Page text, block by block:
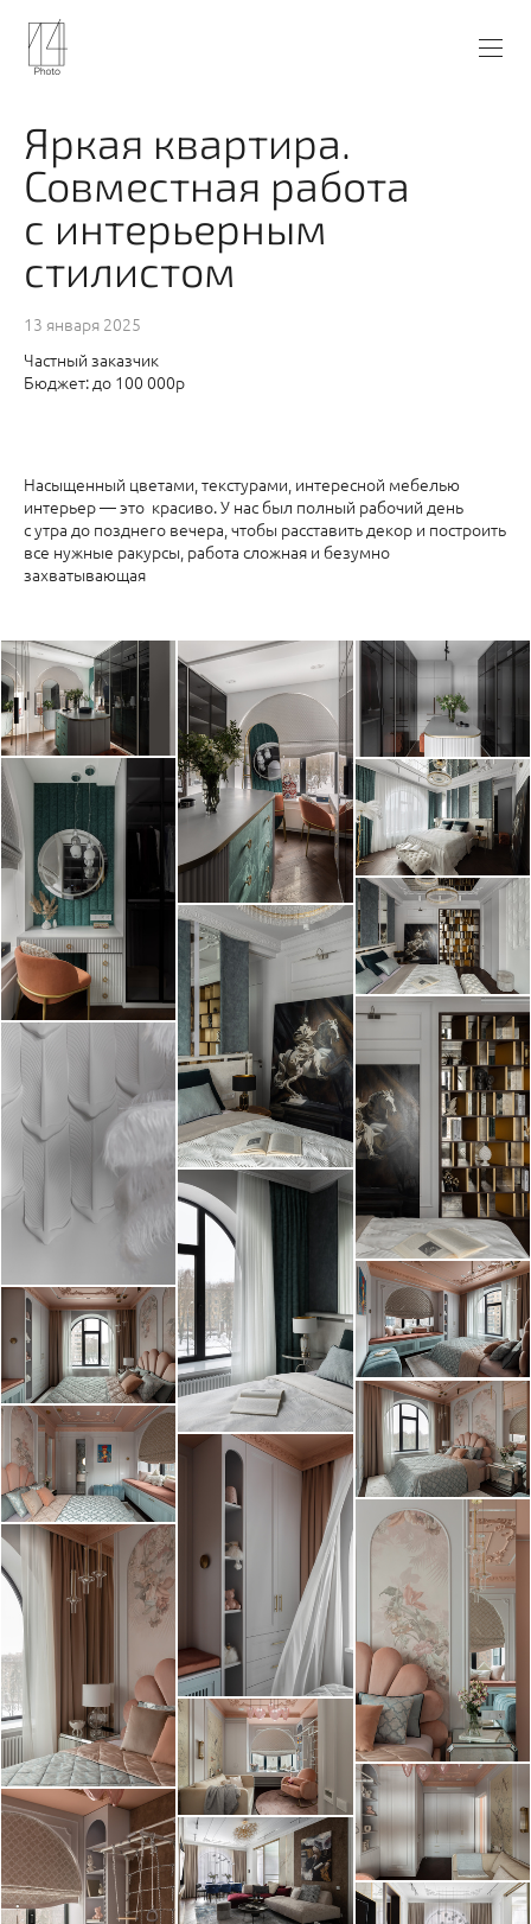
Яркая квартира.
Совместная работа
с интерьерным
стилистом
13 января 2025
Частный заказчик
Бюджет: до 100 000р
Насыщенный цветами, текстурами, интересной мебелью
интерьер — это красиво. У нас был полный рабочий день
с утра до позднего вечера, чтобы расставить декор и построить
все нужные ракурсы, работа сложная и безумно
захватывающая